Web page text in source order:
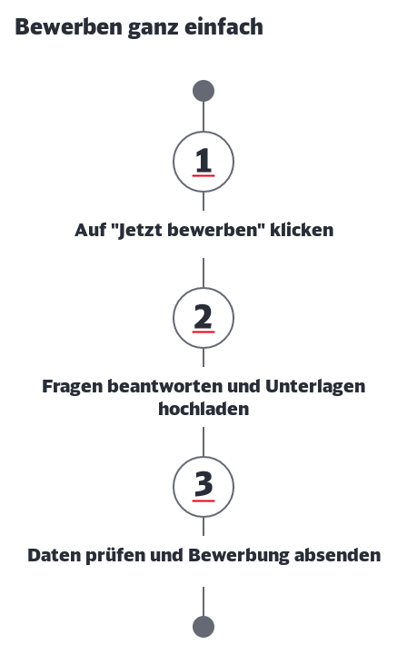
Bewerben ganz einfach
Auf "Jetzt bewerben" klicken
Fragen beantworten und Unterlagen
hochladen
Daten prüfen und Bewerbung absenden